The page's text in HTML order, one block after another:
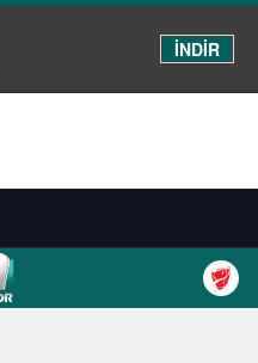
İNDİR